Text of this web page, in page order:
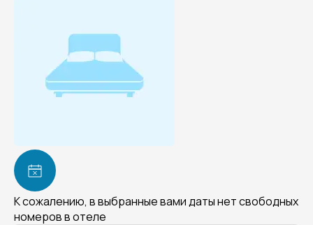
К сожалению, в выбранные вами даты нет свободных
номеров в отеле